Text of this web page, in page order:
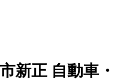
新正 自動車・